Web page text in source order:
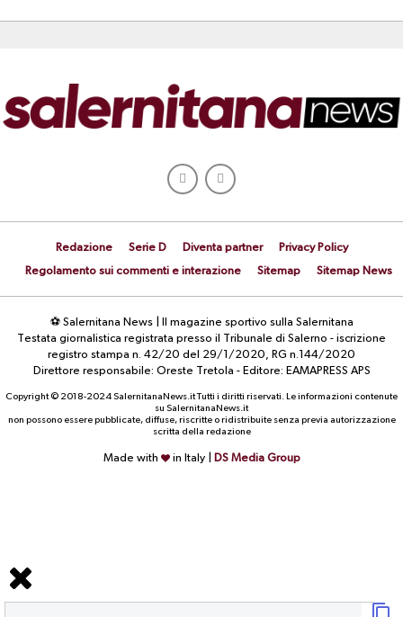
Redazione Serie D Diventa partner
Privacy Policy
Regolamento sui commenti e interazione
Sitemap Sitemap News
⚽ Salernitana News | Il magazine sportivo sulla Salernitana
Testata giornalistica registrata presso il Tribunale di Salerno - iscrizione
registro stampa n. 42/20 del 29/1/2020, RG n.144/2020
Direttore responsabile: Oreste Tretola - Editore: EAMAPRESS APS
Copyright © 2018-2024 SalernitanaNews.it Tutti i diritti riservati. Le informazioni contenute
su SalernitanaNews.it
non possono essere pubblicate, diffuse, riscritte o ridistribuite senza previa autorizzazione
scritta della redazione
Made with in Italy | DS Media Group